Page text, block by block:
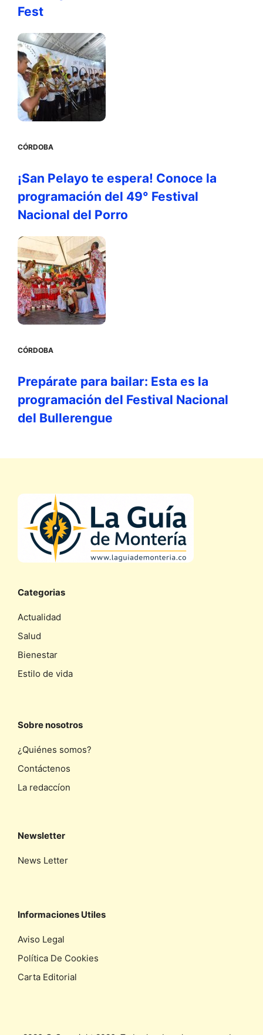
Fest
CÓRDOBA
¡San Pelayo te espera! Conoce la
programación del 49° Festival
Nacional del Porro
CÓRDOBA
Prepárate para bailar: Esta es la
programación del Festival Nacional
del Bullerengue
Categorias
Actualidad
Salud
Bienestar
Estilo de vida
Sobre nosotros
¿Quiénes somos?
Contáctenos
La redaccíon
Newsletter
News Letter
Informaciones Utiles
Aviso Legal
Política De Cookies
Carta Editorial